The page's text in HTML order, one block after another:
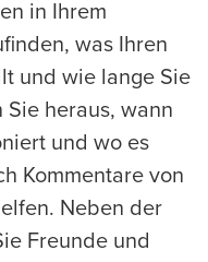
in Ihrem
was Ihren
und wie lange Sie
Sie heraus, wann
und wo es
Kommentare von
Neben der
Freunde und